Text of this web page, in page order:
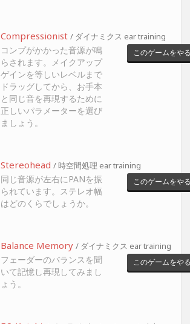
Compressionist / ダイナミクス ear training
コンプがかかった音源が鳴
らされます。メイクアップ
ゲインを等しいレベルまで
ドラッグしてから、お手本
と同じ音を再現するために
正しいパラメーターを選び
ましょう。
このゲームをや
Stereohead / 時空間処理 ear training
同じ音源が左右にPANを振
られています。ステレオ幅
はどのくらでしょうか。
このゲームをや
Balance Memory / ダイナミクス ear training
フェーダーのバランスを聞
いて記憶し再現してみまし
ょう。
このゲームをや